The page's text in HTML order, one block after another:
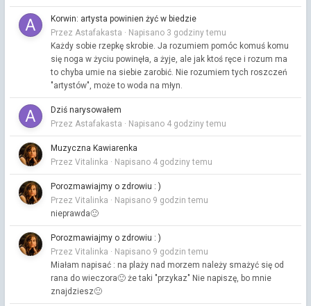
Korwin: artysta powinien żyć w biedzie
Przez Astafakasta · Napisano 3 godziny temu
Każdy sobie rzepkę skrobie. Ja rozumiem pomóc komuś komu
się noga w życiu powinęła, a żyje, ale jak ktoś ręce i rozum ma
to chyba umie na siebie zarobić. Nie rozumiem tych roszczeń
"artystów", może to woda na młyn.
Dziś narysowałem
Przez Astafakasta · Napisano 4 godziny temu
Muzyczna Kawiarenka
Przez Vitalinka · Napisano 4 godziny temu
Porozmawiajmy o zdrowiu : )
Przez Vitalinka · Napisano 9 godzin temu
nieprawda🙂
Porozmawiajmy o zdrowiu : )
Przez Vitalinka · Napisano 9 godzin temu
Miałam napisać : na plaży nad morzem należy smażyć się od
rana do wieczora🙂 że taki "przykaz" Nie napiszę, bo mnie
znajdziesz🙂